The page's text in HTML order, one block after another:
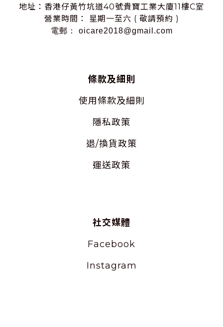
地址：香港仔黃竹坑道40號貴寶工業大廈11樓C室
營業時間： 星期一至六 ( 敬請預約 )
電郵： oicare2018@gmail.com
條款及細則
使用條款及細則
隱私政策
退/換貨政策
運送政策
社交媒體
Facebook
Instagram